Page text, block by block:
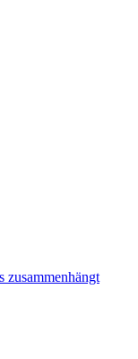
zusammenhängt